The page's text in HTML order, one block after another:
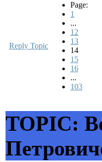
Reply Topic
Page:
1
...
12
13
14
15
16
...
103
TOPIC: